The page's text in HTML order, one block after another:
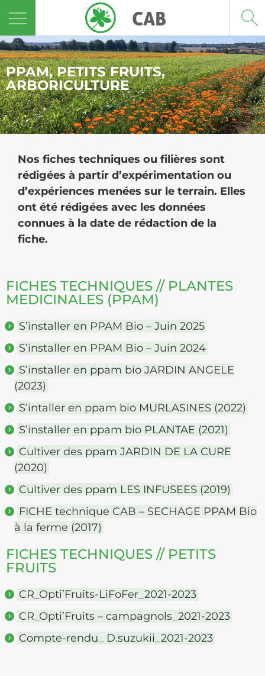
PPAM, PETITS FRUITS,
ARBORICULTURE
Nos fiches techniques ou filières sont
rédigées à partir d’expérimentation ou
d’expériences menées sur le terrain. Elles
ont été rédigées avec les données
connues à la date de rédaction de la
fiche.
FICHES TECHNIQUES // PLANTES
MEDICINALES (PPAM)
S’installer en PPAM Bio – Juin 2025
S’installer en PPAM Bio – Juin 2024
S’installer en ppam bio JARDIN ANGELE
(2023)
S’intaller en ppam bio MURLASINES (2022)
S’installer en ppam bio PLANTAE (2021)
Cultiver des ppam JARDIN DE LA CURE
(2020)
Cultiver des ppam LES INFUSEES (2019)
FICHE technique CAB – SECHAGE PPAM Bio
à la ferme (2017)
FICHES TECHNIQUES // PETITS
FRUITS
CR_Opti’Fruits-LiFoFer_2021-2023
CR_Opti’Fruits – campagnols_2021-2023
Compte-rendu_ D.suzukii_2021-2023
Panneau de gestion des cookies